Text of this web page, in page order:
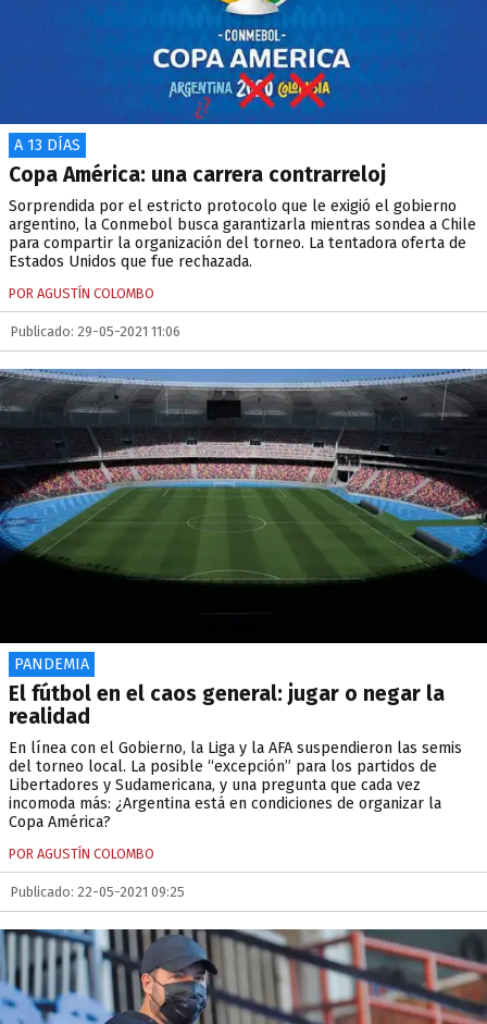
A 13 DÍAS
Copa América: una carrera contrarreloj
Sorprendida por el estricto protocolo que le exigió el gobierno
argentino, la Conmebol busca garantizarla mientras sondea a Chile
para compartir la organización del torneo. La tentadora oferta de
Estados Unidos que fue rechazada.
POR AGUSTÍN COLOMBO
Publicado: 29-05-2021 11:06
PANDEMIA
El fútbol en el caos general: jugar o negar la
realidad
En línea con el Gobierno, la Liga y la AFA suspendieron las semis
del torneo local. La posible “excepción” para los partidos de
Libertadores y Sudamericana, y una pregunta que cada vez
incomoda más: ¿Argentina está en condiciones de organizar la
Copa América?
POR AGUSTÍN COLOMBO
Publicado: 22-05-2021 09:25